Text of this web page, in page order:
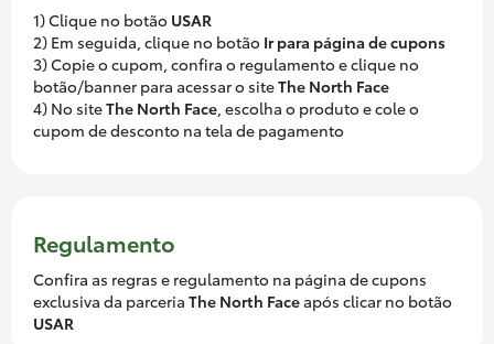
1) Clique no botão USAR
2) Em seguida, clique no botão Ir para página de cupons
3) Copie o cupom, confira o regulamento e clique no
botão/banner para acessar o siteThe North Face
4) No siteThe North Face , escolha o produto e cole o
cupom de desconto na tela de pagamento
Regulamento
Confira as regras e regulamento na página de cupons
exclusiva da parceria The North Faceapós clicar no botão
USAR